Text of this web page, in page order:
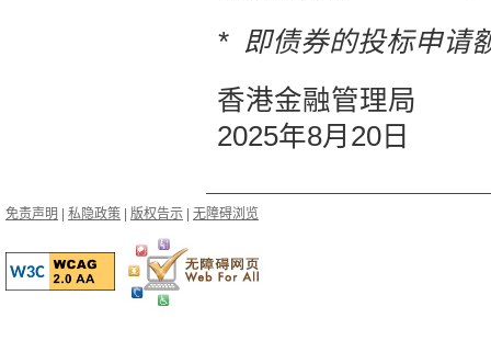
* 即债券的投标申请
香港金融管理局
2025年8月20日
免责声明 私隐政策 版权告示 无障碍浏览